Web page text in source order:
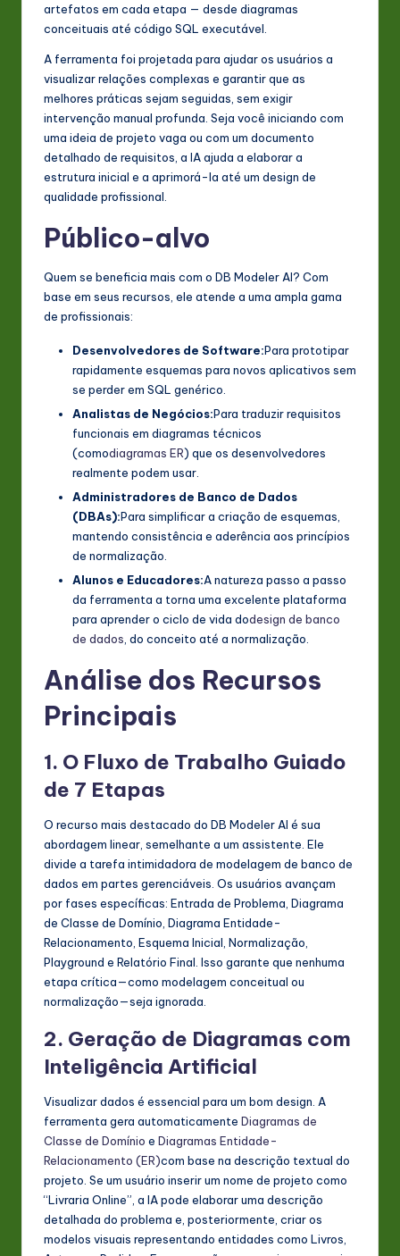
o
ti
o
artefatos em cada etapa — desde diagramas
conceituais até código SQL executável.
A ferramenta foi projetada para ajudar os usuários a
visualizar relações complexas e garantir que as
melhores práticas sejam seguidas, sem exigir
intervenção manual profunda. Seja você iniciando com
uma ideia de projeto vaga ou com um documento
detalhado de requisitos, a IA ajuda a elaborar a
estrutura inicial e a aprimorá-la até um design de
qualidade profissional.
Público-alvo
Quem se beneficia mais com o DB Modeler AI? Com
base em seus recursos, ele atende a uma ampla gama
de profissionais:
Desenvolvedores de Software:Para prototipar
rapidamente esquemas para novos aplicativos sem
se perder em SQL genérico.
Analistas de Negócios:Para traduzir requisitos
funcionais em diagramas técnicos
(comodiagramas ER) que os desenvolvedores
realmente podem usar.
Administradores de Banco de Dados
(DBAs):Para simplificar a criação de esquemas,
mantendo consistência e aderência aos princípios
de normalização.
Alunos e Educadores:A natureza passo a passo
da ferramenta a torna uma excelente plataforma
para aprender o ciclo de vida dodesign de banco
de dados , do conceito até a normalização.
Análise dos Recursos
Principais
1. O Fluxo de Trabalho Guiado
de 7 Etapas
O recurso mais destacado do DB Modeler AI é sua
abordagem linear, semelhante a um assistente. Ele
divide a tarefa intimidadora de modelagem de banco de
dados em partes gerenciáveis. Os usuários avançam
por fases específicas: Entrada de Problema, Diagrama
de Classe de Domínio, Diagrama Entidade-
Relacionamento, Esquema Inicial, Normalização,
Playground e Relatório Final. Isso garante que nenhuma
etapa crítica—como modelagem conceitual ou
normalização—seja ignorada.
2. Geração de Diagramas com
Inteligência Artificial
Visualizar dados é essencial para um bom design. A
ferramenta gera automaticamente Diagramas de
Classe de Domínio e Diagramas Entidade-
Relacionamento (ER)com base na descrição textual do
projeto. Se um usuário inserir um nome de projeto como
“Livraria Online”, a IA pode elaborar uma descrição
detalhada do problema e, posteriormente, criar os
modelos visuais representando entidades como Livros,